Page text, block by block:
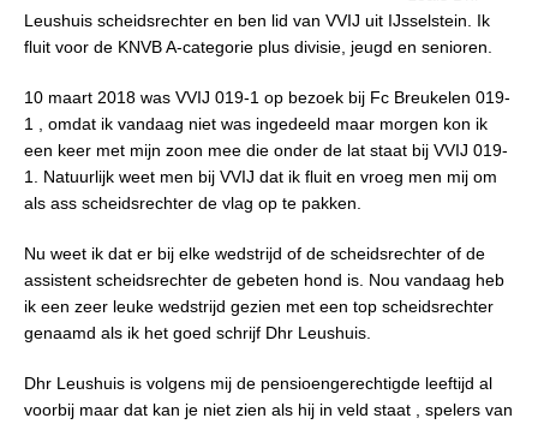
Leushuis scheidsrechter en ben lid van VVIJ uit IJsselstein. Ik
fluit voor de KNVB A-categorie plus divisie, jeugd en senioren.
10 maart 2018 was VVIJ 019-1 op bezoek bij Fc Breukelen 019-
1 , omdat ik vandaag niet was ingedeeld maar morgen kon ik
een keer met mijn zoon mee die onder de lat staat bij VVIJ 019-
1. Natuurlijk weet men bij VVIJ dat ik fluit en vroeg men mij om
als ass scheidsrechter de vlag op te pakken.
Nu weet ik dat er bij elke wedstrijd of de scheidsrechter of de
assistent scheidsrechter de gebeten hond is. Nou vandaag heb
ik een zeer leuke wedstrijd gezien met een top scheidsrechter
genaamd als ik het goed schrijf Dhr Leushuis.
Dhr Leushuis is volgens mij de pensioengerechtigde leeftijd al
voorbij maar dat kan je niet zien als hij in veld staat , spelers van